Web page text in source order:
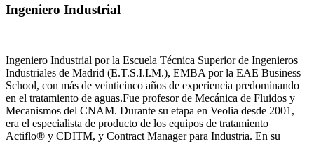
Ingeniero Industrial
Ingeniero Industrial por la Escuela Técnica Superior de Ingenieros
Industriales de Madrid (E.T.S.I.I.M.), EMBA por la EAE Business
School, con más de veinticinco años de experiencia predominando
en el tratamiento de aguas.Fue profesor de Mecánica de Fluidos y
Mecanismos del CNAM. Durante su etapa en Veolia desde 2001,
era el especialista de producto de los equipos de tratamiento
Actiflo® y CDITM, y Contract Manager para Industria. En su